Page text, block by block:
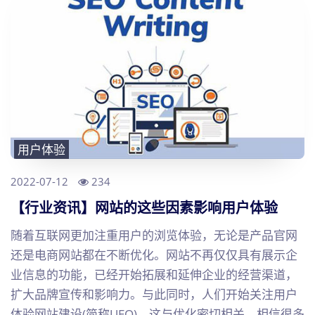
用户体验
2022-07-12 234
【行业资讯】网站的这些因素影响用户体验
随着互联网更加注重用户的浏览体验，无论是产品官网
还是电商网站都在不断优化。网站不再仅仅具有展示企
业信息的功能，已经开始拓展和延伸企业的经营渠道，
扩大品牌宣传和影响力。与此同时，人们开始关注用户